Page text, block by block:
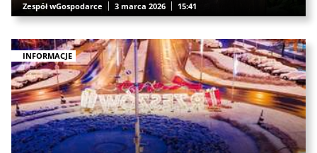
Zespół wGospodarce 3 marca 2026 15:41
INFORMACJE